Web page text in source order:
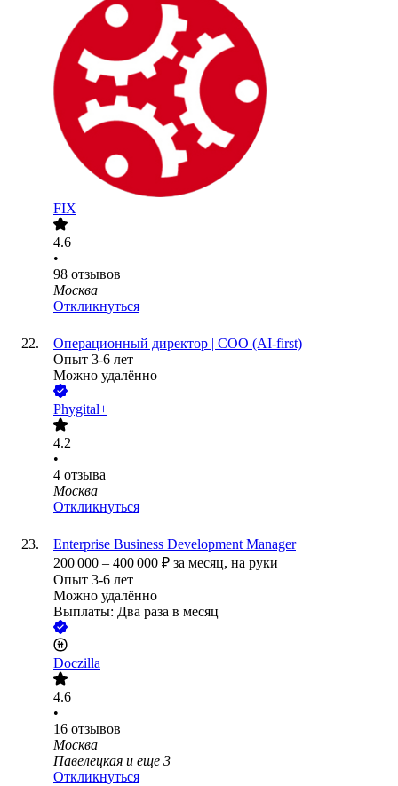
FIX
4.6
•
98 отзывов
Москва
Откликнуться
Операционный директор | COO (AI-first)
Опыт 3-6 лет
Можно удалённо
Phygital+
4.2
•
4 отзыва
Москва
Откликнуться
Enterprise Business Development Manager
200 000 – 400 000 ₽ за месяц, на руки
Опыт 3-6 лет
Можно удалённо
Выплаты: Два раза в месяц
Doczilla
4.6
•
16 отзывов
Москва
Павелецкая и еще 3
Откликнуться